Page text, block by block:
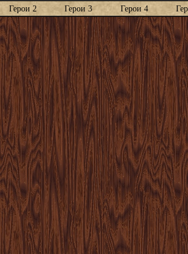
Герои 2 Герои 3 Герои 4